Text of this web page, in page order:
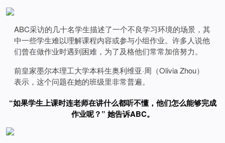
ABC采访的几十名学生描述了一个不良学习环境的场景，其
中一些学生难以理解课程内容或参与小组作业。许多人说他
们曾在做作业时遇到困难，为了及格他们常常加倍努力。
前皇家墨尔本理工大学本科生奥利维亚·周（Olivia Zhou）
表示，这个问题在她的班级里非常普遍。
“如果学生上课时连老师在讲什么都听不懂，他们怎么能够完成
作业呢？” 她告诉ABC。